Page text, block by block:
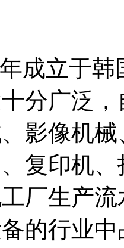
成立于
分广泛
影像机
复印机
厂生产
的行业